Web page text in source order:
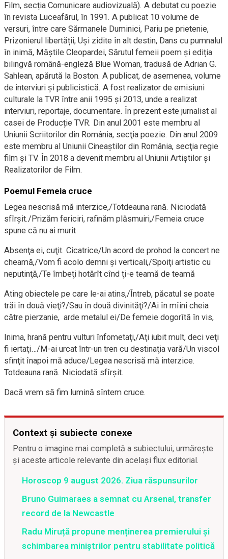
Film, secția Comunicare audiovizuală). A debutat cu poezie
în revista Luceafărul, în 1991. A publicat 10 volume de
versuri, între care Sărmanele Duminici, Pariu pe prietenie,
Prizonierul libertății, Uși zidite în alt destin, Dans cu pumnalul
în inimă, Măștile Cleopardei, Sărutul femeii poem și ediția
bilingvă română-engleză Blue Woman, tradusă de Adrian G.
Sahlean, apărută la Boston. A publicat, de asemenea, volume
de interviuri și publicistică. A fost realizator de emisiuni
culturale la TVR între anii 1995 și 2013, unde a realizat
interviuri, reportaje, documentare. În prezent este jurnalist al
casei de Producție TVR. Din anul 2001 este membru al
Uniunii Scriitorilor din România, secţia poezie. Din anul 2009
este membru al Uniunii Cineaştilor din România, secţia regie
film şi TV. În 2018 a devenit membru al Uniunii Artiștilor și
Realizatorilor de Film.
Poemul Femeia cruce
Legea nescrisă mă interzice,/Totdeauna rană. Niciodată
sfîrşit./Prizăm fericiri, rafinăm plăsmuiri,/Femeia cruce
spune că nu ai murit
Absenţa ei, cuţit. Cicatrice/Un acord de prohod la concert ne
cheamă,/Vom fi acolo demni şi verticali,/Spoiţi artistic cu
neputinţă,/Te îmbeţi hotărît cînd ţi-e teamă de teamă
Ating obiectele pe care le-ai atins,/Întreb, păcatul se poate
trăi în două vieţi?/Sau în două divinităţi?/Ai în mîini cheia
către pierzanie, arde metalul ei/De femeie dogorîtă în vis,
Inima, hrană pentru vulturi înfometaţi,/Aţi iubit mult, deci veţi
fi iertaţi…/M-ai urcat într-un tren cu destinaţia vară/Un viscol
sfinţit înapoi mă aduce/Legea nescrisă mă interzice.
Totdeauna rană. Niciodată sfîrşit.
Dacă vrem să fim lumină sîntem cruce.
Context și subiecte conexe
Pentru o imagine mai completă a subiectului, urmărește
și aceste articole relevante din același flux editorial.
Horoscop 9 august 2026. Ziua răspunsurilor
Bruno Guimaraes a semnat cu Arsenal, transfer
record de la Newcastle
Radu Miruță propune menținerea premierului și
schimbarea miniștrilor pentru stabilitate politică